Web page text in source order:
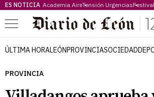
ES NOTICIA Academia AireTensión Urgencias
Menú
ÚLTIMA HORALEÓNPROVINCIASOCIEDAD
PROVINCIA